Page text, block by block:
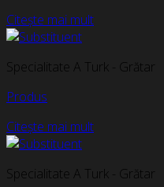
Citește mai mult
Specialitate A Turk - Grătar
Produs
Citește mai mult
Specialitate A Turk - Grătar